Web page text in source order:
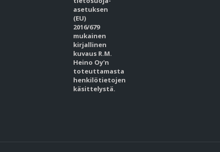
asetuksen
(EU)
2016/679
mukainen
kirjallinen
kuvaus R.M.
Heino Oy'n
toteuttamasta
henkilötietojen
käsittelystä.